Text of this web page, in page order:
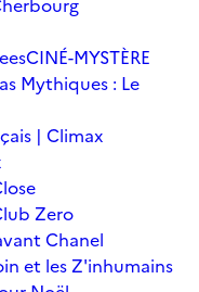
CINÉ-MYSTÈRE
Mythiques : Le
| Climax
Zero
Chanel
et les Z'inhumains